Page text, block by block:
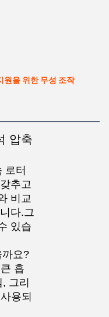
원을 위한 무성 조작
압축
로터
추고
비교
다.그
있습
요?
흡
그리
용되